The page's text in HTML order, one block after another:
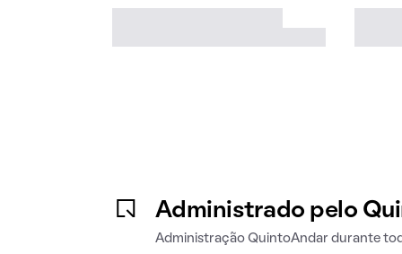
Administrado pelo
Administração QuintoAndar durante